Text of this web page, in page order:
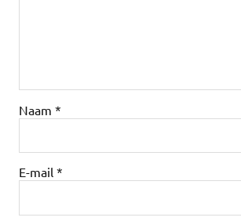
Naam *
E-mail *